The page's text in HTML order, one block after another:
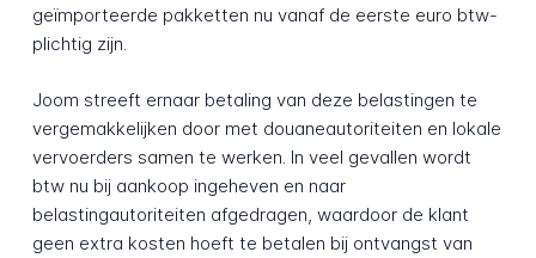
geïmporteerde pakketten nu vanaf de eerste euro btw-
plichtig zijn.
Joom streeft ernaar betaling van deze belastingen te
vergemakkelijken door met douaneautoriteiten en lokale
vervoerders samen te werken. In veel gevallen wordt
btw nu bij aankoop ingeheven en naar
belastingautoriteiten afgedragen, waardoor de klant
geen extra kosten hoeft te betalen bij ontvangst van